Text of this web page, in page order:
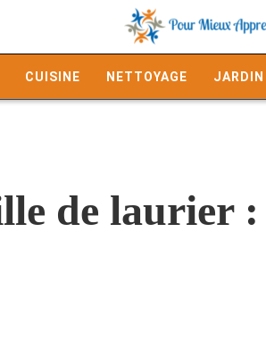
CUISINE NETTOYAGE JARDIN
de laurier :